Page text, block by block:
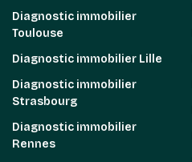
Diagnostic immobilier
Toulouse
Diagnostic immobilier Lille
Diagnostic immobilier
Strasbourg
Diagnostic immobilier
Rennes